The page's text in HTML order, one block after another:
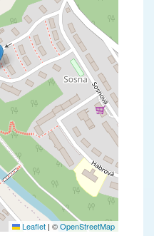
Leaflet | ©OpenStreetMap